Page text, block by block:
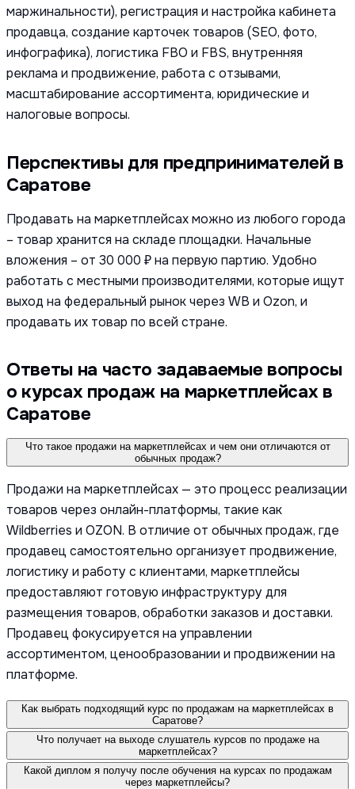
маржинальности), регистрация и настройка кабинета
продавца, создание карточек товаров (SEO, фото,
инфографика), логистика FBO и FBS, внутренняя
реклама и продвижение, работа с отзывами,
масштабирование ассортимента, юридические и
налоговые вопросы.
Перспективы для предпринимателей в
Саратове
Продавать на маркетплейсах можно из любого города
– товар хранится на складе площадки. Начальные
вложения – от 30 000 ₽ на первую партию. Удобно
работать с местными производителями, которые ищут
выход на федеральный рынок через WB и Ozon, и
продавать их товар по всей стране.
Ответы на часто задаваемые вопросы
о курсах продаж на маркетплейсах в
Саратове
Что такое продажи на маркетплейсах и чем они отличаются от
обычных продаж?
Продажи на маркетплейсах — это процесс реализации
товаров через онлайн-платформы, такие как
Wildberries и OZON. В отличие от обычных продаж, где
продавец самостоятельно организует продвижение,
логистику и работу с клиентами, маркетплейсы
предоставляют готовую инфраструктуру для
размещения товаров, обработки заказов и доставки.
Продавец фокусируется на управлении
ассортиментом, ценообразовании и продвижении на
платформе.
Как выбрать подходящий курс по продажам на маркетплейсах в
Саратове?
Что получает на выходе слушатель курсов по продаже на
маркетплейсах?
Какой диплом я получу после обучения на курсах по продажам
через маркетплейсы?